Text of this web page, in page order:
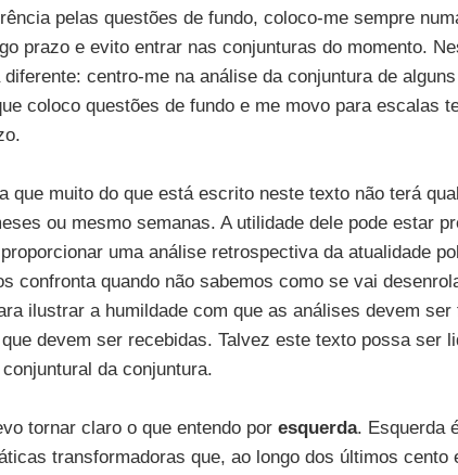
pelas questões de fundo, coloco-me sempre
prazo e evito entrar nas conjunturas do momento.
centro-me na análise da conjuntura de
coloco questões de fundo e me movo para escalas
que muito do que está escrito neste texto não terá
ou mesmo semanas. A utilidade dele pode estar
uma análise retrospectiva da atualidade
confronta quando não sabemos como se vai
ilustrar a humildade com que as análises devem
devem ser recebidas. Talvez este texto possa ser
da conjuntura.
tornar claro o que entendo por esquerda. Esquerda
transformadoras que, ao longo dos últimos cento